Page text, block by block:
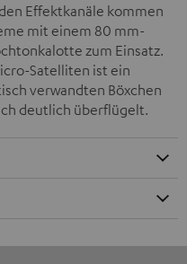
Effektkanäle kommen
mit einem 80 mm-
zum Einsatz.
Satelliten ist ein
verwandten Böxchen
deutlich überflügelt.